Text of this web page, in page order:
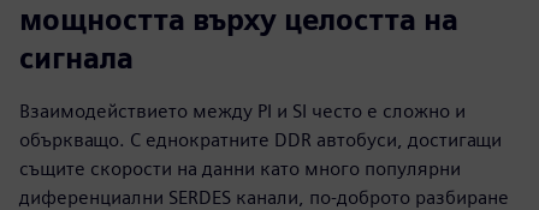
мощността върху целостта на
сигнала
Взаимодействието между PI и SI често е сложно и
объркващо. С еднократните DDR автобуси, достигащи
същите скорости на данни като много популярни
диференциални SERDES канали, по-доброто разбиране